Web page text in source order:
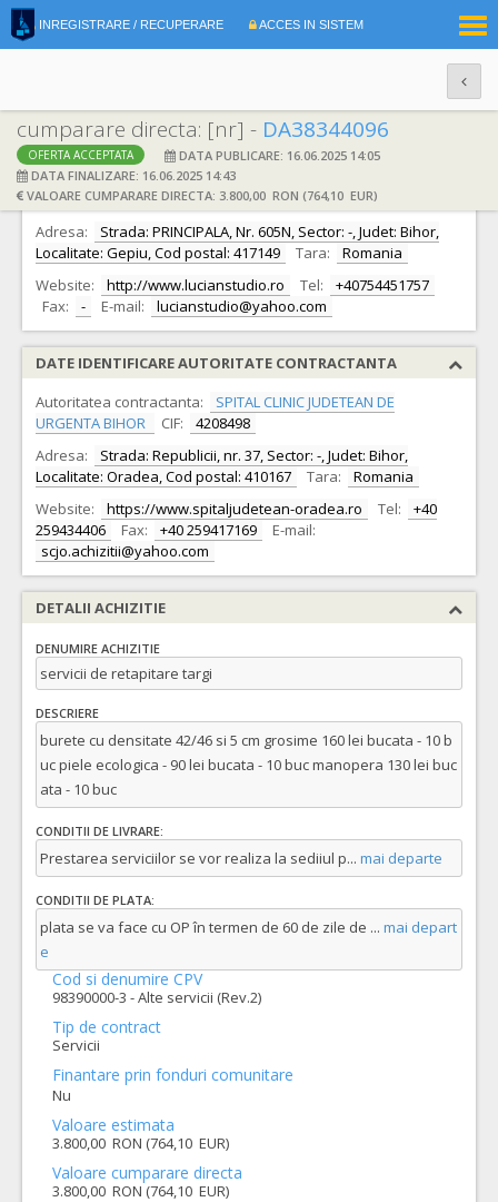
INREGISTRARE / RECUPERARE ACCES IN SISTEM
cumparare directa: [nr] - DA38344096
OFERTA ACCEPTATA
DATA PUBLICARE: 16.06.2025 14:05
DATA FINALIZARE: 16.06.2025 14:43
VALOARE CUMPARARE DIRECTA: 3.800,00 RON (764,10 EUR)
DATE IDENTIFICARE OFERTANT
Ofertant: S.C. LUCIAN STUDIO & CO S.R.L. CIF: 40406670
Adresa:
Strada: PRINCIPALA, Nr. 605N, Sector: -, Judet: Bihor,
Localitate: Gepiu, Cod postal: 417149
Tara:
Romania
Website:
http://www.lucianstudio.ro Tel:
+40754451757
Fax:
- E-mail: lucianstudio@yahoo.com
DATE IDENTIFICARE AUTORITATE CONTRACTANTA
Autoritatea contractanta:
SPITAL CLINIC JUDETEAN DE
URGENTA BIHOR
CIF:
4208498
Adresa:
Strada: Republicii, nr. 37, Sector: -, Judet: Bihor,
Localitate: Oradea, Cod postal: 410167
Tara:
Romania
Website:
https://www.spitaljudetean-oradea.ro Tel:
+40
259434406
Fax: +40 259417169
E-mail:
scjo.achizitii@yahoo.com
DETALII ACHIZITIE
DENUMIRE ACHIZITIE
servicii de retapitare targi
DESCRIERE
burete cu densitate 42/46 si 5 cm grosime 160 lei bucata - 10 b
uc piele ecologica - 90 lei bucata - 10 buc manopera 130 lei buc
ata - 10 buc
CONDITII DE LIVRARE:
Prestarea serviciilor se vor realiza la sediiul p... mai departe
CONDITII DE PLATA:
plata se va face cu OP în termen de 60 de zile de ... mai depart
e
Cod si denumire CPV
98390000-3 - Alte servicii (Rev.2)
Tip de contract
Servicii
Finantare prin fonduri comunitare
Nu
Valoare estimata
3.800,00 RON (764,10 EUR)
Valoare cumparare directa
3.800,00 RON (764,10 EUR)